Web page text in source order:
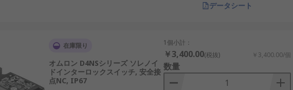
データシート
在庫限り
オムロン D4NSシリーズ ソレノイ
ドインターロックスイッチ, 安全接
点NC, IP67
1個小計：
￥3,400.00(税抜) ￥3,400.00/個
数量